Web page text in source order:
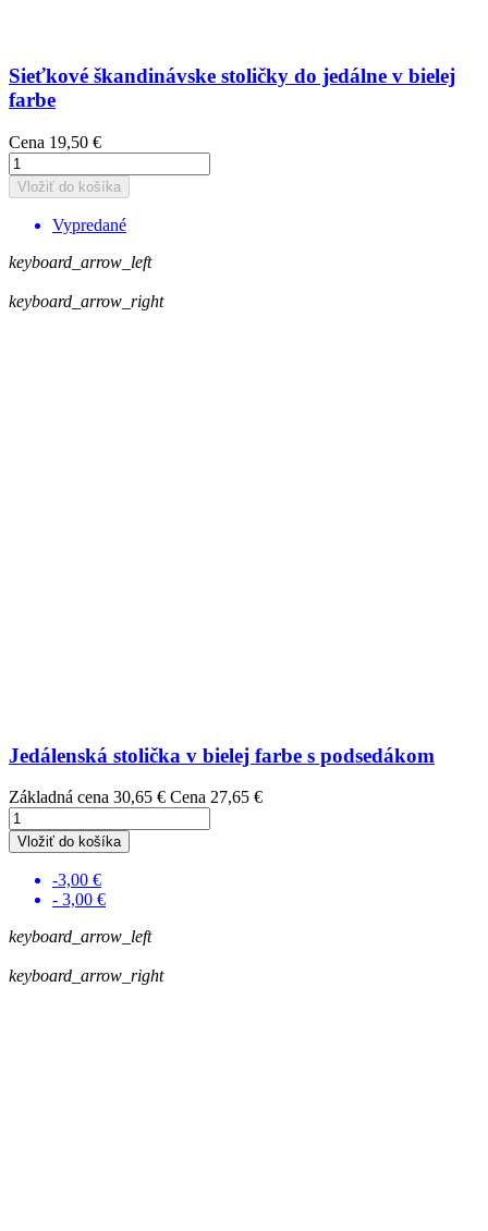
Sieťkové škandinávske stoličky do jedálne v bielej
farbe
Cena 19,50 €
Vložiť do košíka
Vypredané
keyboard_arrow_left
keyboard_arrow_right
Jedálenská stolička v bielej farbe s podsedákom
Základná cena 30,65 € Cena 27,65 €
Vložiť do košíka
-3,00 €
- 3,00 €
keyboard_arrow_left
keyboard_arrow_right